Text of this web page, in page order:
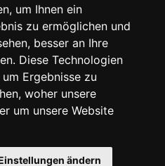
um Ihnen ein
zu ermöglichen und
besser an Ihre
Diese Technologien
Ergebnisse zu
woher unsere
um unsere Website
ändern